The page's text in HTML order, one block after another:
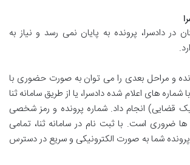
در دادسرا، پرونده به پایان نمی رسد و نیاز به
و مراحل بعدی را می توان به صورت حضوری با
شماره های اعلام شده دادسرا، یا از طریق سامانه ثنا
قضایی) انجام داد. شماره پرونده و رمز شخصی
ها ضروری است. با ثبت نام در سامانه ثنا، تمامی
شما به صورت الکترونیکی و سریع در دسترس